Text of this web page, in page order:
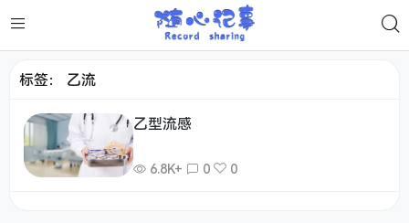
标签： 乙流
乙型流感
6.8K+ 0 0